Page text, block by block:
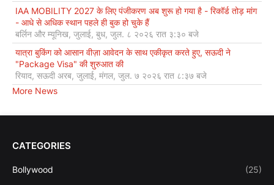
IAA MOBILITY 2027 के लिए पंजीकरण अब शुरू हो गया है - रिकॉर्ड तोड़ मांग
- आधे से अधिक स्थान पहले ही बुक हो चुके हैं
बर्लिन और म्यूनिख, जुलाई, बुध, जुल. ८ २०२६ रात ३:३० बजे
यात्रा बुकिंग को आसान वीज़ा आवेदन के साथ एकीकृत करते हुए, सऊदी ने
"Package Visa" की शुरुआत की
रियाद, सऊदी अरब, जुलाई, मंगल, जुल. ७ २०२६ रात ८:३७ बजे
More News
CATEGORIES
Bollywood (25)